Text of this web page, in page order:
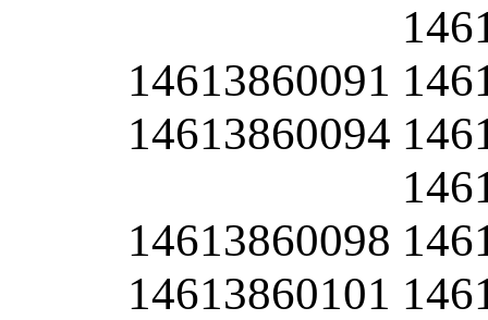
14613860091
14613860094
14613860098
14613860101